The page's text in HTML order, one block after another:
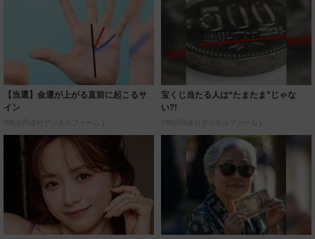
【当選】金運が上がる直前に起こるサ
イン
PR(合同会社デジタルファーム )
宝くじ当たる人は“たまたま”じゃな
い?!
PR(合同会社デジタルファーム )